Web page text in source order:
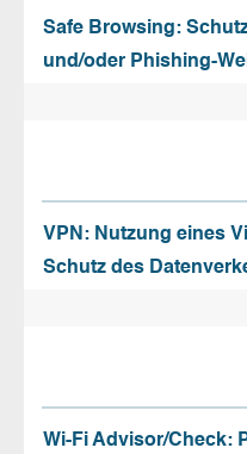
Safe Browsing:
und/oder Phishing-
VPN: Nutzung eines
Schutz des
Wi-Fi Advisor/Check: